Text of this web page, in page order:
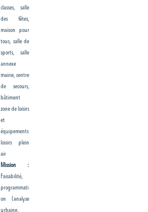
classes, salle
des fêtes,
maison pour
tous, salle de
sports, salle
annexe
mairie, centre
de secours,
bâtiment
zone de loisirs
et
équipements
loisirs plein
air
Mission :
Faisabilité,
programmati
on (analyse
urbaine,